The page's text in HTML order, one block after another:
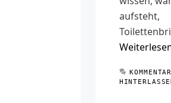
aufsteht,
KOMMENTAR